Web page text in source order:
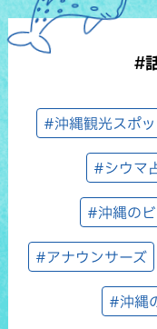
#
#沖縄観光スポッ
#シウマ
#沖縄の
#アナウンサーズ
#沖縄